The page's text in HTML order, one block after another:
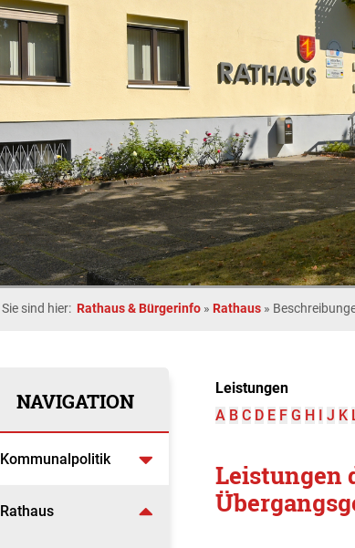
Sie sind hier: Rathaus & Bürgerinfo » Rathaus »
NAVIGATION
Kommunalpolitik
Rathaus
Leistungen
A B C D E F G H I J K
Leistungen